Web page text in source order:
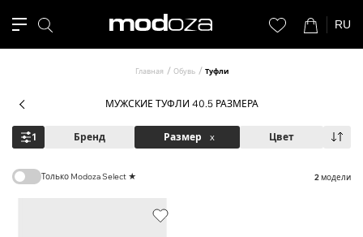
RU
Главная Обувь Туфли
МУЖСКИЕ ТУФЛИ 40.5 РАЗМЕРА
1 Бренд Размер x Цвет
Только Modoza Select ★ 2модели